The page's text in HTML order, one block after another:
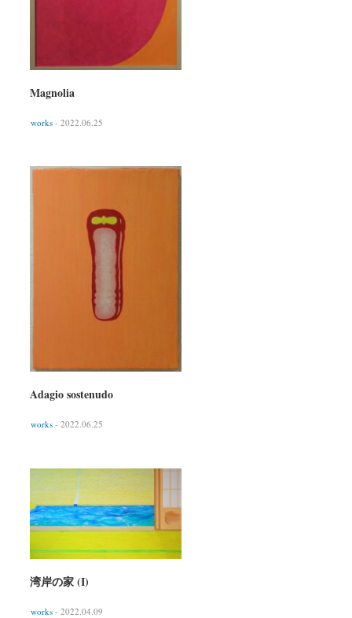
Magnolia
works - 2022.06.25
Adagio sostenudo
works - 2022.06.25
湾岸の家 (I)
works - 2022.04.09